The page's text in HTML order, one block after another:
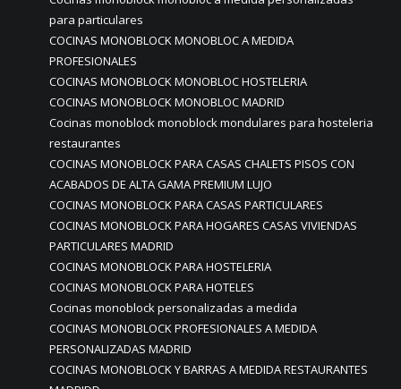
para particulares
COCINAS MONOBLOCK MONOBLOC A MEDIDA
PROFESIONALES
COCINAS MONOBLOCK MONOBLOC HOSTELERIA
COCINAS MONOBLOCK MONOBLOC MADRID
Cocinas monoblock monoblock mondulares para hosteleria
restaurantes
COCINAS MONOBLOCK PARA CASAS CHALETS PISOS CON
ACABADOS DE ALTA GAMA PREMIUM LUJO
COCINAS MONOBLOCK PARA CASAS PARTICULARES
COCINAS MONOBLOCK PARA HOGARES CASAS VIVIENDAS
PARTICULARES MADRID
COCINAS MONOBLOCK PARA HOSTELERIA
COCINAS MONOBLOCK PARA HOTELES
Cocinas monoblock personalizadas a medida
COCINAS MONOBLOCK PROFESIONALES A MEDIDA
PERSONALIZADAS MADRID
COCINAS MONOBLOCK Y BARRAS A MEDIDA RESTAURANTES